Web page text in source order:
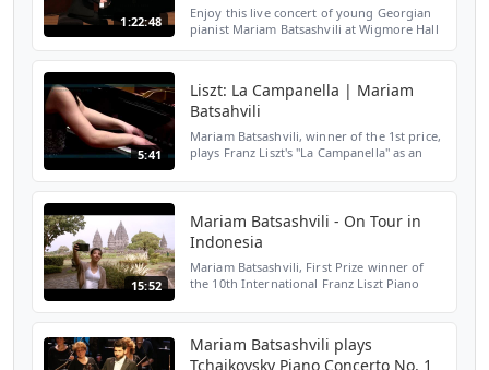
1:22:48
Enjoy this live concert of young Georgian
pianist Mariam Batsashvili at Wigmore Hall
5:41
Liszt: La Campanella | Mariam
Batsahvili
Mariam Batsashvili, winner of the 1st price,
plays Franz Liszt's "La Campanella" as an
15:52
Mariam Batsashvili - On Tour in
Indonesia
Mariam Batsashvili, First Prize winner of
the 10th International Franz Liszt Piano
Mariam Batsashvili plays
Tchaikovsky Piano Concerto No. 1